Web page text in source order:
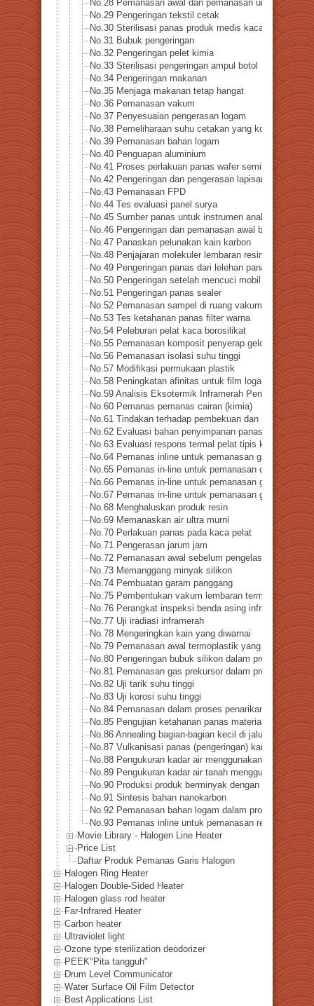
No.28 Pemanasan awal dan pemanasan untuk
No.29 Pengeringan tekstil cetak
No.30 Sterilisasi panas produk medis kaca
No.31 Bubuk pengeringan
No.32 Pengeringan pelet kimia
No.33 Sterilisasi pengeringan ampul botol
No.34 Pengeringan makanan
No.35 Menjaga makanan tetap hangat
No.36 Pemanasan vakum
No.37 Penyesuaian pengerasan logam
No.38 Pemeliharaan suhu cetakan yang konstan
No.39 Pemanasan bahan logam
No.40 Penguapan aluminium
No.41 Proses perlakuan panas wafer semikonduktor
No.42 Pengeringan dan pengerasan lapisan kawat
No.43 Pemanasan FPD
No.44 Tes evaluasi panel surya
No.45 Sumber panas untuk instrumen analitis
No.46 Pengeringan dan pemanasan awal bubuk logam
No.47 Panaskan pelunakan kain karbon
No.48 Penjajaran molekuler lembaran resin
No.49 Pengeringan panas dari lelehan panas
No.50 Pengeringan setelah mencuci mobil
No.51 Pengeringan panas sealer
No.52 Pemanasan sampel di ruang vakum
No.53 Tes ketahanan panas filter warna
No.54 Peleburan pelat kaca borosilikat
No.55 Pemanasan komposit penyerap gelombang
No.56 Pemanasan isolasi suhu tinggi
No.57 Modifikasi permukaan plastik
No.58 Peningkatan afinitas untuk film logam tipis
No.59 Analisis Eksotermik Inframerah Penguncian –
No.60 Pemanas pemanas cairan (kimia)
No.61 Tindakan terhadap pembekuan dan
No.62 Evaluasi bahan penyimpanan panas logam
No.63 Evaluasi respons termal pelat tipis keramik
No.64 Pemanas inline untuk pemanasan gas amonia
No.65 Pemanas in-line untuk pemanasan cair amonia
No.66 Pemanas in-line untuk pemanasan gas hidrogen
No.67 Pemanas in-line untuk pemanasan gas
No.68 Menghaluskan produk resin
No.69 Memanaskan air ultra murni
No.70 Perlakuan panas pada kaca pelat
No.71 Pengerasan jarum jam
No.72 Pemanasan awal sebelum pengelasan
No.73 Memanggang minyak silikon
No.74 Pembuatan garam panggang
No.75 Pembentukan vakum lembaran termoplastik
No.76 Perangkat inspeksi benda asing inframerah
No.77 Uji iradiasi inframerah
No.78 Mengeringkan kain yang diwarnai
No.79 Pemanasan awal termoplastik yang diperkuat
No.80 Pengeringan bubuk silikon dalam proses daur
No.81 Pemanasan gas prekursor dalam proses
No.82 Uji tarik suhu tinggi
No.83 Uji korosi suhu tinggi
No.84 Pemanasan dalam proses penarikan kawat
No.85 Pengujian ketahanan panas material di industri
No.86 Annealing bagian-bagian kecil di jalur produksi
No.87 Vulkanisasi panas (pengeringan) karet silikon
No.88 Pengukuran kadar air menggunakan sinar infra
No.89 Pengukuran kadar air tanah menggunakan
No.90 Produksi produk berminyak dengan pirolisis
No.91 Sintesis bahan nanokarbon
No.92 Pemanasan bahan logam dalam proses powder
No.93 Pemanas inline untuk pemanasan reaksi
Movie Library - Halogen Line Heater
Price List
Daftar Produk Pemanas Garis Halogen
Halogen Ring Heater
Halogen Double-Sided Heater
Halogen glass rod heater
Far-Infrared Heater
Carbon heater
Ultraviolet light
Ozone type sterilization deodorizer
PEEK"Pita tangguh"
Drum Level Communicator
Water Surface Oil Film Detector
Best Applications List